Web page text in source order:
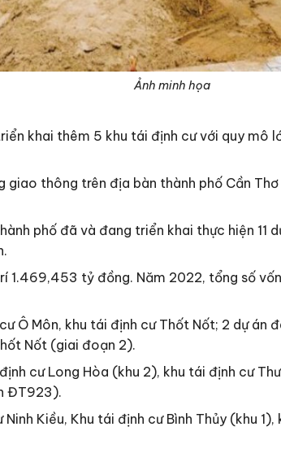
Ảnh minh họa
khai thêm 5 khu tái định cư với quy mô
giao thông trên địa bàn thành phố Cần
phố đã và đang triển khai thực hiện
1.469,453 tỷ đồng. Năm 2022, tổng số
Ô Môn, khu tái định cư Thốt Nốt; 2 dự
Nốt (giai đoạn 2).
cư Long Hòa (khu 2), khu tái định cư
ĐT923).
Kiều, Khu tái định cư Bình Thủy (khu